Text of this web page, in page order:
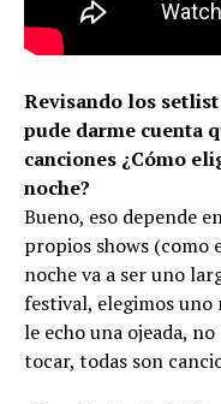
Revisando los
pude darme cuenta
canciones ¿Cómo
noche?
Bueno, eso depende
propios shows (como
noche va a ser uno
festival, elegimos uno
le echo una ojeada,
tocar, todas son